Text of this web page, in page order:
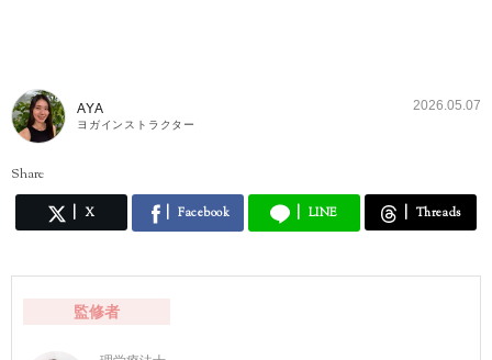
AYA
ヨガインストラクター
2026.05.07
Share
X Facebook LINE Threads
監修者